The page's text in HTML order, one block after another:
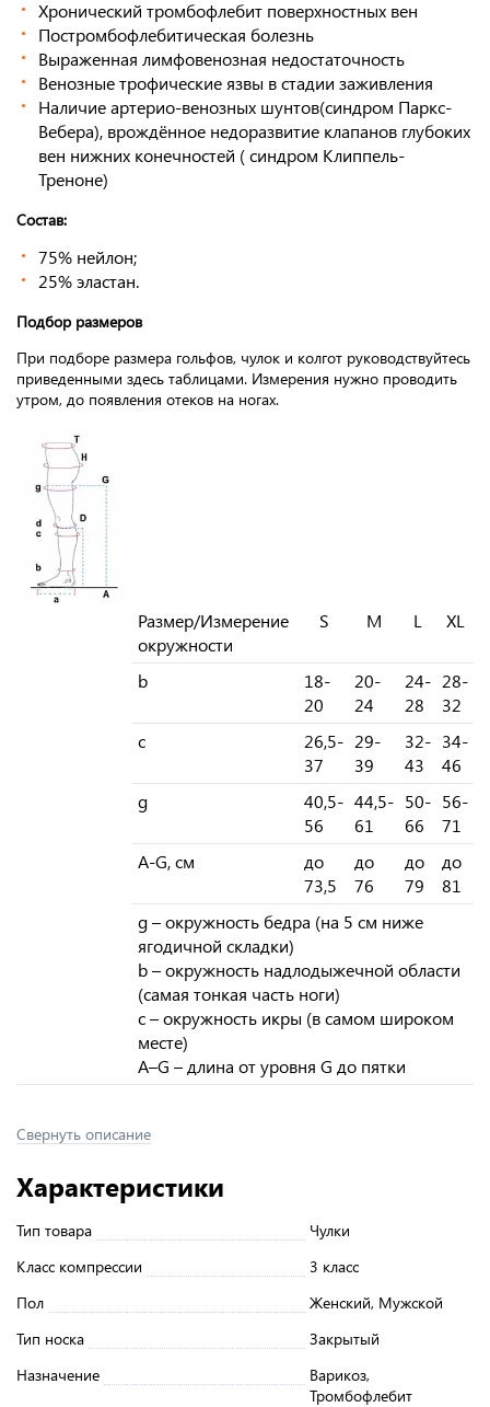
Хронический тромбофлебит поверхностных вен
Постромбофлебитическая болезнь
Выраженная лимфовенозная недостаточность
Венозные трофические язвы в стадии заживления
Наличие артерио-венозных шунтов(синдром Паркс-
Вебера), врождённое недоразвитие клапанов глубоких
вен нижних конечностей ( синдром Клиппель-
Треноне)
Состав:
75% нейлон;
25% эластан.
Подбор размеров
При подборе размера гольфов, чулок и колгот руководствуйтесь
приведенными здесь таблицами. Измерения нужно проводить
утром, до появления отеков на ногах.
Размер/Измерение
окружности
S M L XL
b
18-
20
20-
24
24-
28
28-
32
c
26,5-
37
29-
39
32-
43
34-
46
g
40,5-
56
44,5-
61
50-
66
56-
71
A-G, см
до
73,5
до
76
до
79
до
81
g – окружность бедра (на 5 см ниже
ягодичной складки)
b – окружность надлодыжечной области
(самая тонкая часть ноги)
c – окружность икры (в самом широком
месте)
A–G – длина от уровня G до пятки
Свернуть описание
Характеристики
Тип товара
Чулки
Класс компрессии
3 класс
Пол
Женский, Мужской
Тип носка
Закрытый
Назначение
Варикоз,
Тромбофлебит